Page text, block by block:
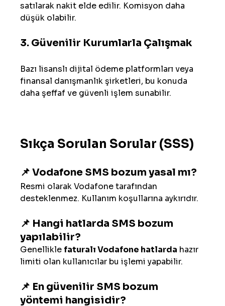
satılarak nakit elde edilir. Komisyon daha
düşük olabilir.
3. Güvenilir Kurumlarla Çalışmak
Bazı lisanslı dijital ödeme platformları veya
finansal danışmanlık şirketleri, bu konuda
daha şeffaf ve güvenli işlem sunabilir.
Sıkça Sorulan Sorular (SSS)
📌 Vodafone SMS bozum yasal mı?
Resmi olarak Vodafone tarafından
desteklenmez. Kullanım koşullarına aykırıdır.
📌 Hangi hatlarda SMS bozum
yapılabilir?
Genellikle faturalı Vodafone hatlarda hazır
limiti olan kullanıcılar bu işlemi yapabilir.
📌 En güvenilir SMS bozum
yöntemi hangisidir?